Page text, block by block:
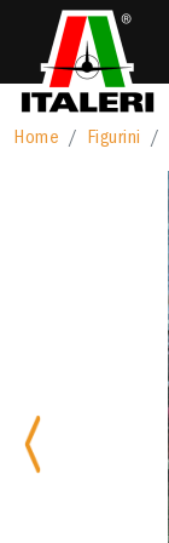
Home Figurini
Previous